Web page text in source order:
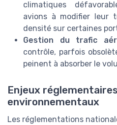
climatiques
avions à modifier leur
densité sur certaines
Gestion du trafic
contrôle, parfois
peinent à absorber le
Enjeux
environnementaux
Les réglementations